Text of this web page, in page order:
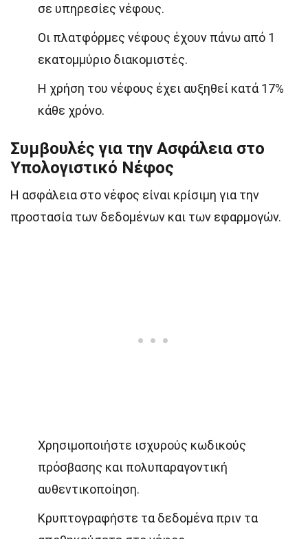
σε υπηρεσίες νέφους.
Οι πλατφόρμες νέφους έχουν πάνω από 1
εκατομμύριο διακομιστές.
Η χρήση του νέφους έχει αυξηθεί κατά 17%
κάθε χρόνο.
Συμβουλές για την Ασφάλεια στο
Υπολογιστικό Νέφος
Η ασφάλεια στο νέφος είναι κρίσιμη για την
προστασία των δεδομένων και των εφαρμογών.
Χρησιμοποιήστε ισχυρούς κωδικούς
πρόσβασης και πολυπαραγοντική
αυθεντικοποίηση.
Κρυπτογραφήστε τα δεδομένα πριν τα